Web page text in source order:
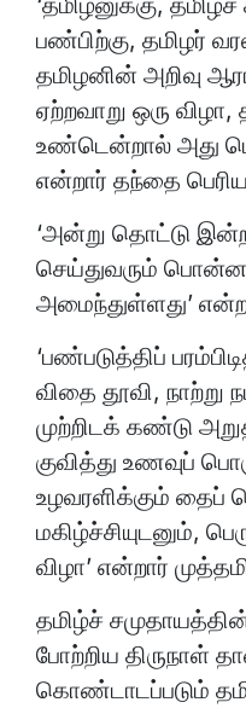
பண்பிற்கு, தமிழர்
தமிழனின் அறிவு
ஏற்றவாறு ஒரு விழா,
உண்டென்றால் அது
என்றார் தந்தை
‘அன்று தொட்டு
செய்துவரும்
அமைந்துள்ளது’
‘பண்படுத்திப்
விதை தூவி, நாற்று
முற்றிடக் கண்டு
குவித்து உணவுப்
உழவரளிக்கும்
மகிழ்ச்சியுடனும்,
விழா’ என்றார்
தமிழ்ச்
போற்றிய திருநாள்
கொண்டாடப்படும்